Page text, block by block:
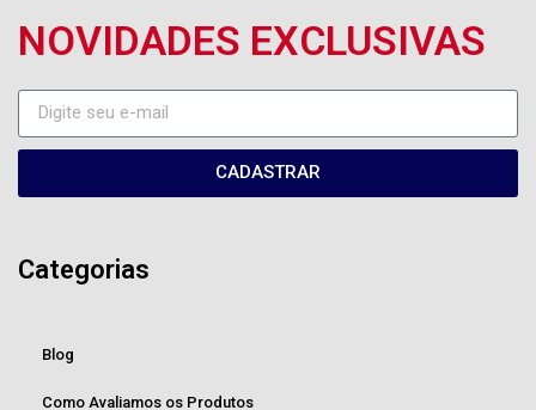
NOVIDADES EXCLUSIVAS
CADASTRAR
Categorias
Blog
Como Avaliamos os Produtos